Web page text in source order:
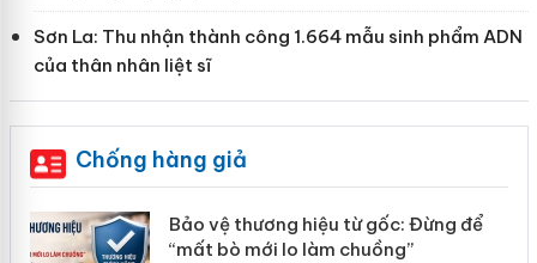
Sơn La: Thu nhận thành công 1.664 mẫu sinh phẩm ADN
của thân nhân liệt sĩ
Chống hàng giả
Bảo vệ thương hiệu từ gốc: Đừng để
“mất bò mới lo làm chuồng”